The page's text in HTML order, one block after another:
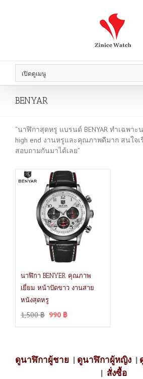
เปิดดูเมนู
BENYAR
“นาฬิกาสุดหรู แบรนด์ BENYAR ทำเฉพา
high end งานหรูและคุณภาพดีมาก สนใจ
สอบถามกันมาได้เลย”
นาฬิกา BENYER คุณภาพ
เยี่ยม หน้าปัดขาว งานสาย
หนังสุดหรู
1,500฿ 990 ฿
ดูนาฬิกาผู้ชาย | ดูนาฬิกาผู้หญิง |
| สั่งซื้อ